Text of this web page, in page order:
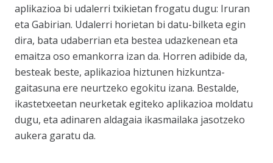
aplikazioa bi udalerri txikietan frogatu dugu: Iruran
eta Gabirian. Udalerri horietan bi datu-bilketa egin
dira, bata udaberrian eta bestea udazkenean eta
emaitza oso emankorra izan da. Horren adibide da,
besteak beste, aplikazioa hiztunen hizkuntza-
gaitasuna ere neurtzeko egokitu izana. Bestalde,
ikastetxeetan neurketak egiteko aplikazioa moldatu
dugu, eta adinaren aldagaia ikasmailaka jasotzeko
aukera garatu da.